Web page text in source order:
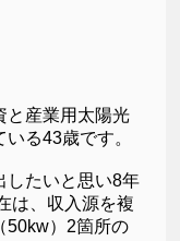
と産業用太陽光
る43歳です。
したいと思い8年
は、収入源を複
50kw）2箇所の